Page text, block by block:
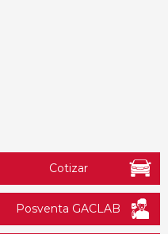
Cotizar
Posventa GACLAB